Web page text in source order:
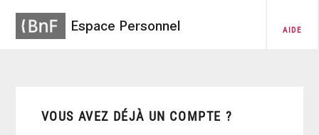
Espace Personnel AIDE
VOUS AVEZ DÉJÀ UN COMPTE ?